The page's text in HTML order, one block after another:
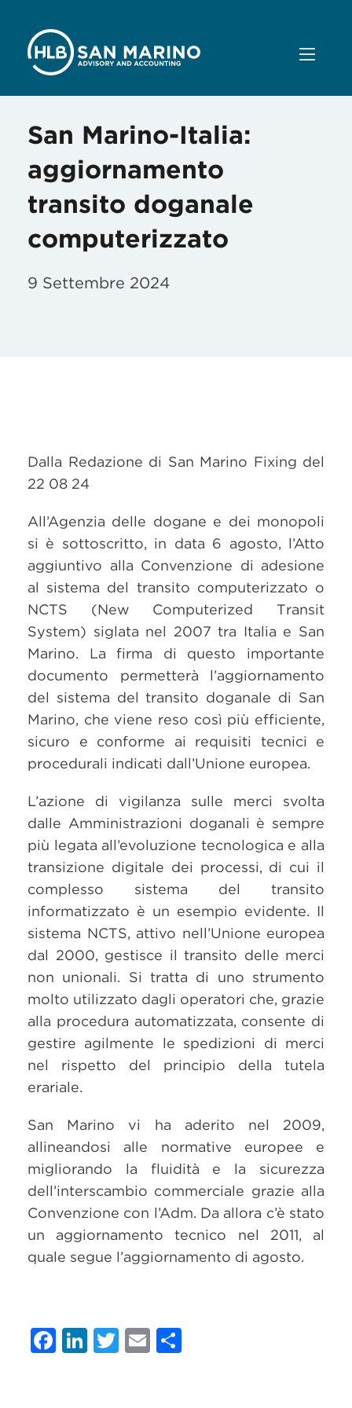
San Marino-Italia:
aggiornamento
transito doganale
computerizzato
9 Settembre 2024
Dalla Redazione di San Marino Fixing del
22 08 24
All’Agenzia delle dogane e dei monopoli
si è sottoscritto, in data 6 agosto, l’Atto
aggiuntivo alla Convenzione di adesione
al sistema del transito computerizzato o
NCTS (New Computerized Transit
System) siglata nel 2007 tra Italia e San
Marino. La firma di questo importante
documento permetterà l’aggiornamento
del sistema del transito doganale di San
Marino, che viene reso così più efficiente,
sicuro e conforme ai requisiti tecnici e
procedurali indicati dall’Unione europea.
L’azione di vigilanza sulle merci svolta
dalle Amministrazioni doganali è sempre
più legata all’evoluzione tecnologica e alla
transizione digitale dei processi, di cui il
complesso sistema del transito
informatizzato è un esempio evidente. Il
sistema NCTS, attivo nell’Unione europea
dal 2000, gestisce il transito delle merci
non unionali. Si tratta di uno strumento
molto utilizzato dagli operatori che, grazie
alla procedura automatizzata, consente di
gestire agilmente le spedizioni di merci
nel rispetto del principio della tutela
erariale.
San Marino vi ha aderito nel 2009,
allineandosi alle normative europee e
migliorando la fluidità e la sicurezza
dell’interscambio commerciale grazie alla
Convenzione con l’Adm. Da allora c’è stato
un aggiornamento tecnico nel 2011, al
quale segue l’aggiornamento di agosto.
Facebook
LinkedIn
Twitter
Email